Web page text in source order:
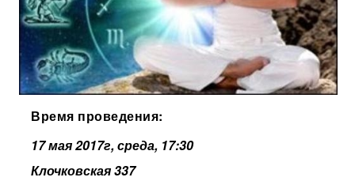
Время проведения:
17 мая 2017г, среда, 17:30
Клочковская 337